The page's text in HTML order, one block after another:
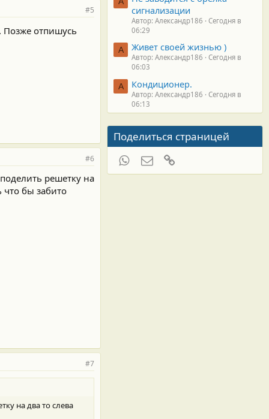
#5
. Позже отпишусь
#6
решетку на
что бы забито
#7
на два то слева
сигнализации
Автор: Александр186
Сегодня в
06:29
А Живет своей жизнью )
Автор: Александр186
Сегодня в
06:03
А Кондиционер.
Автор: Александр186
Сегодня в
06:13
Поделиться страницей
WhatsAppЭлектронная почта